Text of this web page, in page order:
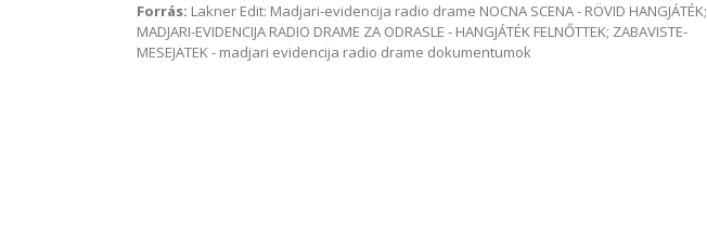
Forrás: Lakner Edit: Madjari-evidencija radio drame NOCNA SCENA - RÖVID HANGJÁTÉK;
MADJARI-EVIDENCIJA RADIO DRAME ZA ODRASLE - HANGJÁTÉK FELNŐTTEK; ZABAVISTE-
MESEJATEK - madjari evidencija radio drame dokumentumok